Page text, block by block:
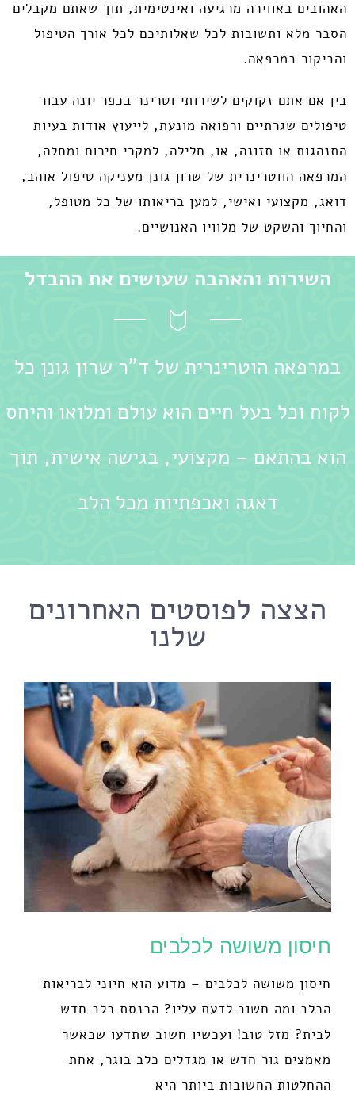
האהובים באווירה מרגיעה ואינטימית, תוך שאתם מקבלים
הסבר מלא ותשובות לכל שאלותיכם לכל אורך הטיפול
והביקור במרפאה.
בין אם אתם זקוקים לשירותי וטרינר בכפר יונה עבור
טיפולים שגרתיים ורפואה מונעת, לייעוץ אודות בעיות
התנהגות או תזונה, או, חלילה, למקרי חירום ומחלה,
המרפאה הווטרינרית של שרון גונן מעניקה טיפול אוהב,
דואג, מקצועי ואישי, למען בריאותו של כל מטופל,
והחיוך והשקט של מלוויו האנושיים.
השירות והאהבה שעושים את ההבדל
במרפאה הוטרינרית של ד"ר שרון גונן כל
לקוח וכל בעל חיים הוא עולם ומלואו והיחס
הוא בהתאם – מקצועי, בגישה אישית, תוך
דאגה ואכפתיות מכל הלב
הצצה לפוסטים האחרונים
שלנו
חיסון משושה לכלבים
חיסון משושה לכלבים – מדוע הוא חיוני לבריאות
הכלב ומה חשוב לדעת עליו? הכנסת כלב חדש
לבית? מזל טוב! ועכשיו חשוב שתדעו שכאשר
מאמצים גור חדש או מגדלים כלב בוגר, אחת
ההחלטות החשובות ביותר היא